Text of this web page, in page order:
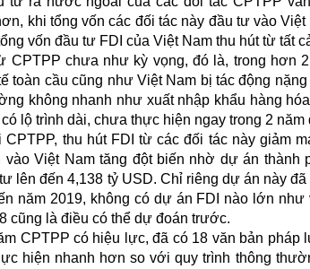
khi tổng vốn các đối tác này đầu tư vào
vốn đầu tư FDI của Việt Nam thu hút từ tất
CPTPP chưa như kỳ vọng, đó là, trong hơn
toàn cầu cũng như Việt Nam bị tác động
không nhanh như xuất nhập khẩu hàng
lộ trình dài, chưa thực hiện ngay trong 2 năm
thu hút FDI từ các đối tác này giảm
Việt Nam tăng đột biến nhờ dự án thành
lên đến 4,138 tỷ USD. Chỉ riêng dự án này
năm 2019, không có dự án FDI nào lớn
cũng là điều có thể dự đoán trước.
CPTPP có hiệu lực, đã có 18 văn bản
hiện nhanh hơn so với quy trình thông